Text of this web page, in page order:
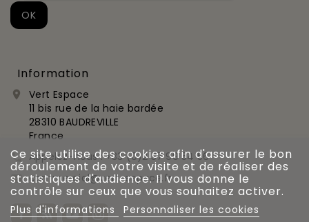
Information

Vert Espace
11 bis rue de la haie bardée
28310 BAUDREVILLE
France
 Appelez-nous :+33 (0)2 37 99 54 56
 commercial@vert-espace.fr
Ce site utilise des cookies afin d'assurer le bon
déroulement de votre visite et de réaliser des
statistiques d'audience. Il vous donne le
contrôle sur ceux que vous souhaitez activer.
Plus d'informations Personnaliser les cookies